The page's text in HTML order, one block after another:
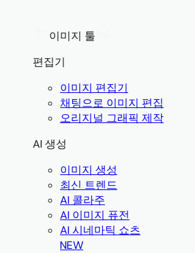
이미지 툴
편집기
이미지 편집기
채팅으로 이미지 편집
오리지널 그래픽 제작
AI 생성
이미지 생성
최신 트렌드
AI 콜라주
AI 이미지 퓨전
AI 시네마틱 쇼츠
NEW